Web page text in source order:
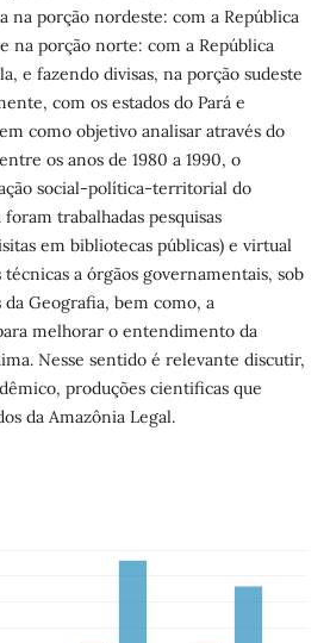
na porção nordeste: com a República
na porção norte: com a República
e fazendo divisas, na porção sudeste
com os estados do Pará e
como objetivo analisar através do
os anos de 1980 a 1990, o
social-política-territorial do
trabalhadas pesquisas
em bibliotecas públicas) e virtual
técnicas a órgãos governamentais, sob
Geografia, bem como, a
melhorar o entendimento da
Nesse sentido é relevante discutir,
produções cientificas que
da Amazônia Legal.